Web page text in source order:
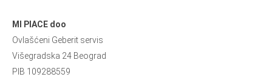
MI PIACE doo
Ovlašćeni Geberit servis
Višegradska 24 Beograd
PIB 109288559